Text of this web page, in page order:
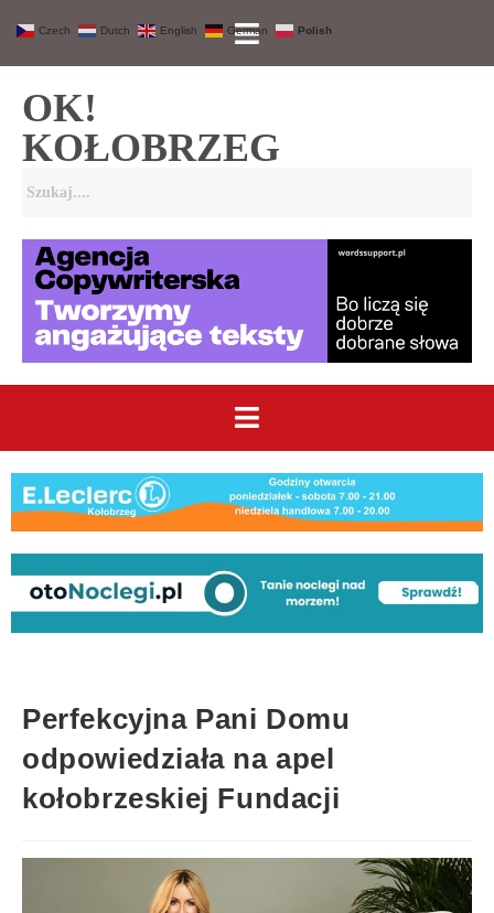
OK!
KOŁOBRZEG
Perfekcyjna Pani Domu
odpowiedziała na apel
kołobrzeskiej Fundacji
Czech Dutch English German Polish